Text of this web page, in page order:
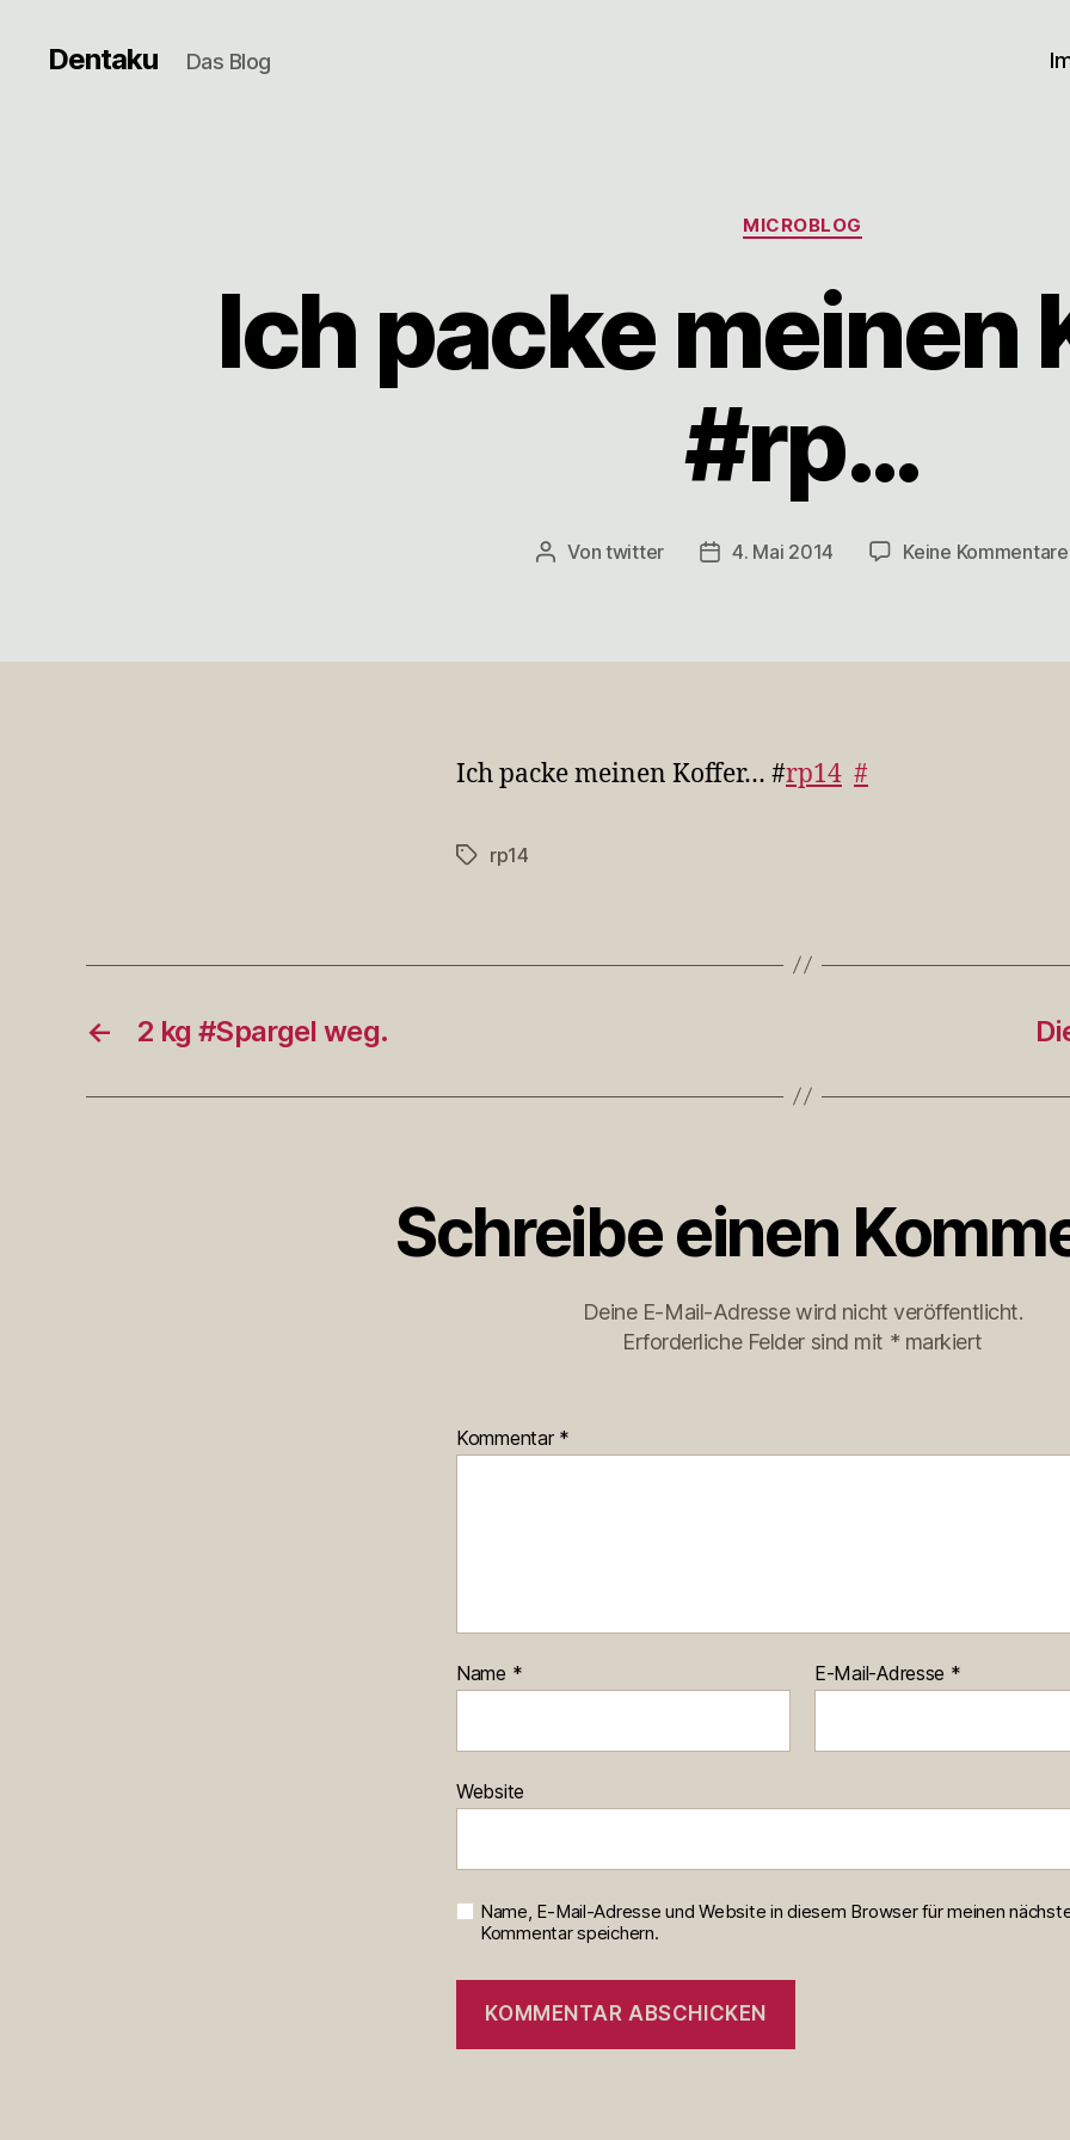
Dentaku Das Blog
Kategorien
MICROBLOG
Ich packe meinen
#rp…
Beitragsautor
Vontwitter Veröffentlichungsdatum
4. Mai 2014 Keine Kommentare
Ich packe meinen Koffer… #rp14 #
Schlagwörter
rp14
← 2 kg #Spargel weg.
Schreibe einen
Deine E-Mail-Adresse wird nicht veröffentlicht.
Erforderliche Felder sind mit * markiert
Kommentar *
Name * E-Mail-Adresse *
Website
Name, E-Mail-Adresse und Website in diesem Browser für meinen
Kommentar speichern.